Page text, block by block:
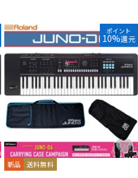
ポイント
10%還元
新品 送料無料